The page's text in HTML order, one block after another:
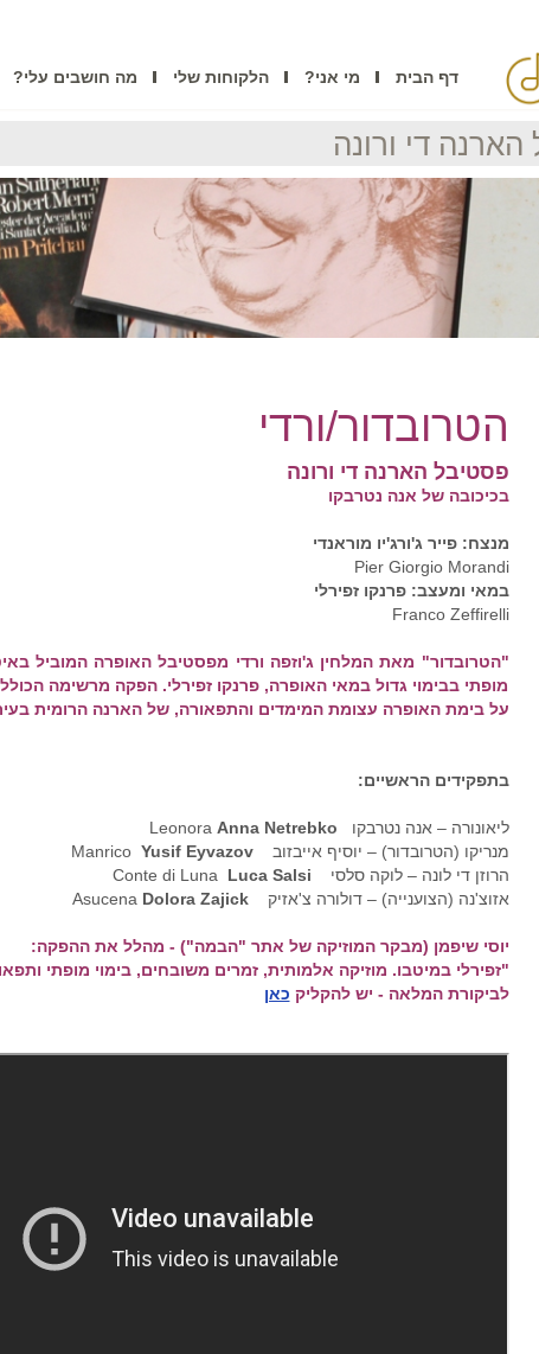
דף הבית מי אני? הלקוחות שלי מה חושבים עלי?
די ורונה
הטרובדור/ורדי
פסטיבל הארנה די ורונה
בכיכובה של אנה נטרבקו
מנצח: פייר ג'ורג'יו מוראנדי
Pier Giorgio Morandi
במאי ומעצב: פרנקו זפירלי
Franco Zeffirelli
"הטרובדור" מאת המלחין ג'וזפה ורדי מפסטיבל האופרה המוביל
מופתי בבימוי גדול במאי האופרה, פרנקו זפירלי. הפקה מרשימה
על בימת האופרה עצומת המימדים והתפאורה, של הארנה הרומית בעיר
בתפקידים הראשיים:
ליאונורה – אנה נטרבקו Leonora Anna Netrebko
מנריקו (הטרובדור) – יוסיף אייבזוב ManricoYusif Eyvazov
הרוזן די לונה – לוקה סלסי Conte di Luna Luca Salsi
אזוצ'נה (הצוענייה) – דולורה צ'אזיק AsucenaDolora Zajick
יוסי שיפמן (מבקר המוזיקה של אתר "הבמה") - מהלל את ההפקה:
"זפירלי במיטבו. מוזיקה אלמותית, זמרים משובחים, בימוי מופתי
לביקורת המלאה - יש להקליק כאן